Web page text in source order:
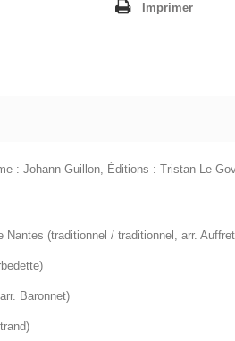
Imprimer
: Johann Guillon, Éditions : Tristan Le
(traditionnel / traditionnel, arr.
Baronnet)